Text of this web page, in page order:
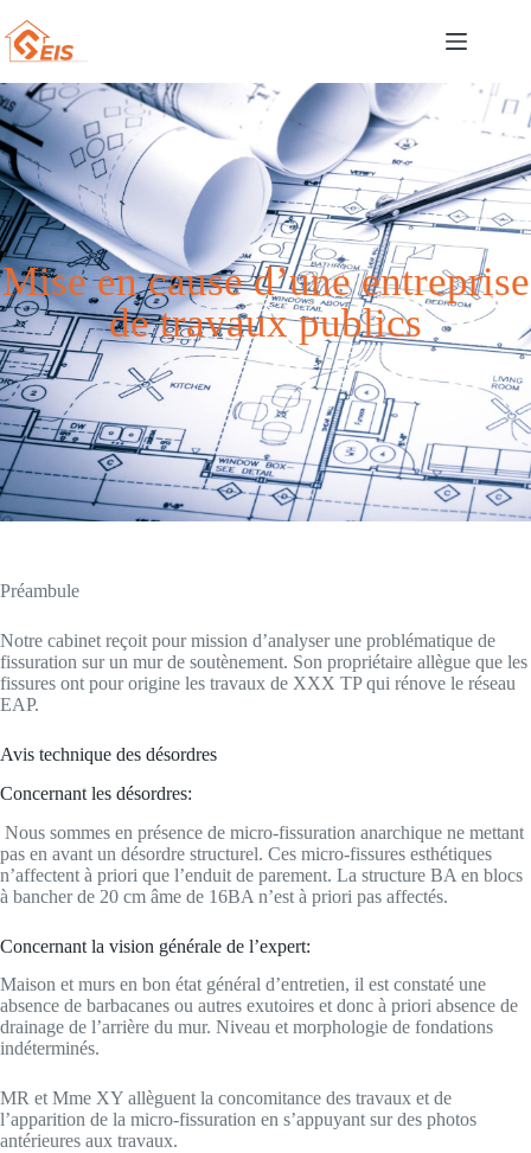
Mise en cause d’une entreprise
de travaux publics
Préambule
Notre cabinet reçoit pour mission d’analyser une problématique de
fissuration sur un mur de soutènement. Son propriétaire allègue que les
fissures ont pour origine les travaux de XXX TP qui rénove le réseau
EAP.
Avis technique des désordres
Concernant les désordres:
Nous sommes en présence de micro-fissuration anarchique ne mettant
pas en avant un désordre structurel. Ces micro-fissures esthétiques
n’affectent à priori que l’enduit de parement. La structure BA en blocs
à bancher de 20 cm âme de 16BA n’est à priori pas affectés.
Concernant la vision générale de l’expert:
Maison et murs en bon état général d’entretien, il est constaté une
absence de barbacanes ou autres exutoires et donc à priori absence de
drainage de l’arrière du mur. Niveau et morphologie de fondations
indéterminés.
MR et Mme XY allèguent la concomitance des travaux et de
l’apparition de la micro-fissuration en s’appuyant sur des photos
antérieures aux travaux.